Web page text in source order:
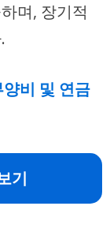
며, 장기적
비 및 연금
기